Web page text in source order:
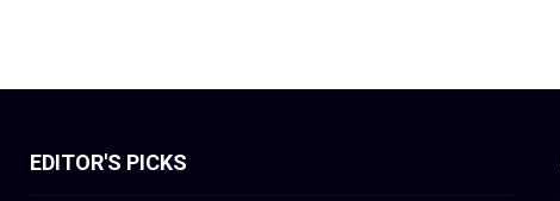
EDITOR'S PICKS